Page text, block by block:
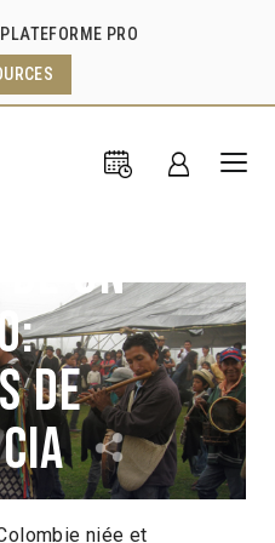
PLATEFORME PRO
de un
de
niée et